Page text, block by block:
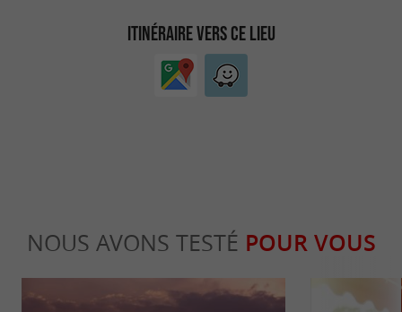
ITINÉRAIRE VERS CE LIEU
NOUS AVONS TESTÉ POUR VOUS